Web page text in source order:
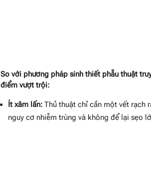
So với phương pháp sinh thiết phẫu thuật
điểm vượt trội:
Ít xâm lấn: Thủ thuật chỉ cần một vết rạch
nguy cơ nhiễm trùng và không để lại sẹo